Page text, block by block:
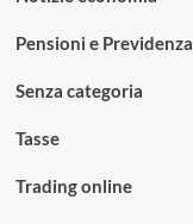
Pensioni e Previdenza
Senza categoria
Tasse
Trading online